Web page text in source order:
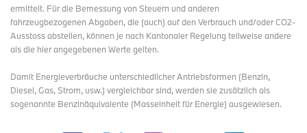
ermittelt. Für die Bemessung von Steuern und anderen
fahrzeugbezogenen Abgaben, die (auch) auf den Verbrauch und/oder CO2-
Ausstoss abstellen, können je nach Kantonaler Regelung teilweise andere
als die hier angegebenen Werte gelten.
Damit Energieverbräuche unterschiedlicher Antriebsformen (Benzin,
Diesel, Gas, Strom, usw.) vergleichbar sind, werden sie zusätzlich als
sogenannte Benzinäquivalente (Masseinheit für Energie) ausgewiesen.